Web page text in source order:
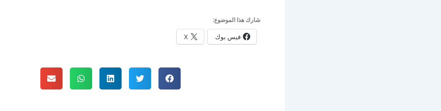
شارك هذا الموضوع:
فيس بوك X